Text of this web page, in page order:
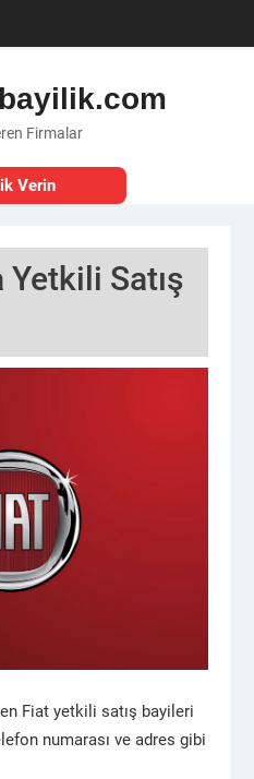
Firmalar
Verin
Satış
Fiat yetkili satış bayileri
numarası ve adres gibi